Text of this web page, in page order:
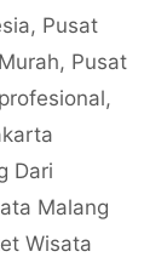
, Pusat
, Pusat
,
Dari
Malang
Wisata